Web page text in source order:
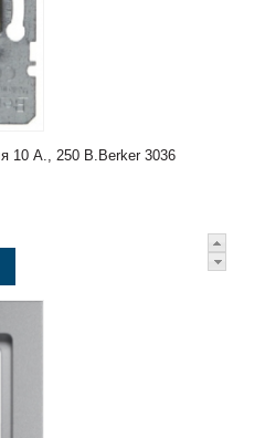
10 А., 250 В.Berker 3036